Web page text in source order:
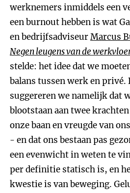
werknemers inmiddels een
een burnout hebben is wat
en bedrijfsadviseurMarcus
Negen leugens van de
stelde: het idee dat we
balans tussen werk en privé.
suggereren we namelijk dat
blootstaan aan twee
onze baan en vreugde van
- en dat ons bestaan pas
een evenwicht in weten te
per definitie statisch is, en
kwestie is van beweging.